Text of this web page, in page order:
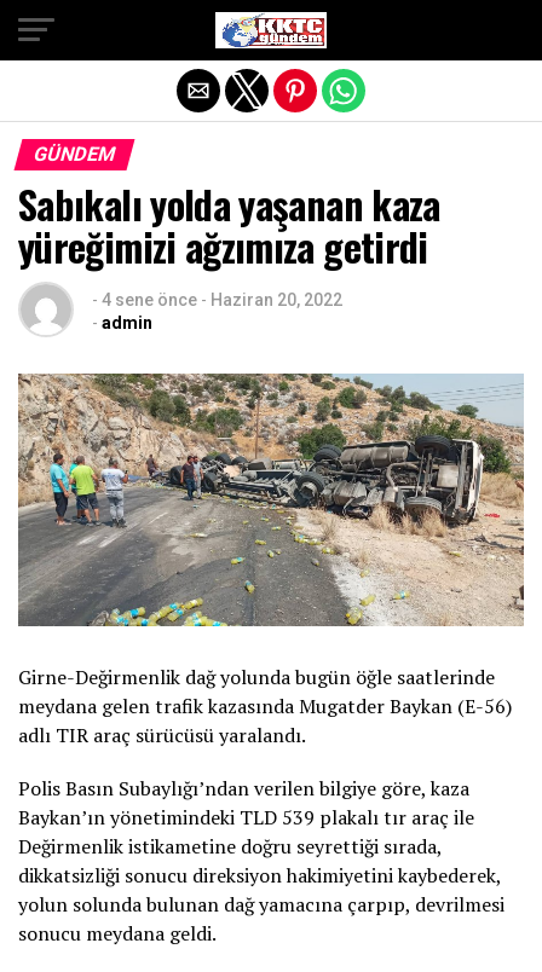
GÜNDEM
Sabıkalı yolda yaşanan kaza
yüreğimizi ağzımıza getirdi
- 4 sene önce - Haziran 20, 2022
- admin
Girne-Değirmenlik dağ yolunda bugün öğle saatlerinde
meydana gelen trafik kazasında Mugatder Baykan (E-56)
adlı TIR araç sürücüsü yaralandı.
Polis Basın Subaylığı’ndan verilen bilgiye göre, kaza
Baykan’ın yönetimindeki TLD 539 plakalı tır araç ile
Değirmenlik istikametine doğru seyrettiği sırada,
dikkatsizliği sonucu direksiyon hakimiyetini kaybederek,
yolun solunda bulunan dağ yamacına çarpıp, devrilmesi
sonucu meydana geldi.
Exit mobile version